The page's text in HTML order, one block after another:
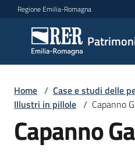
Vai al contenuto
Vai alla navigazione
Vai al footer
Regione Emilia-Romagna
Patrimonio
culturale
Argomenti
Home / Case e studi delle
Illustri in pillole / Capanno
Capanno